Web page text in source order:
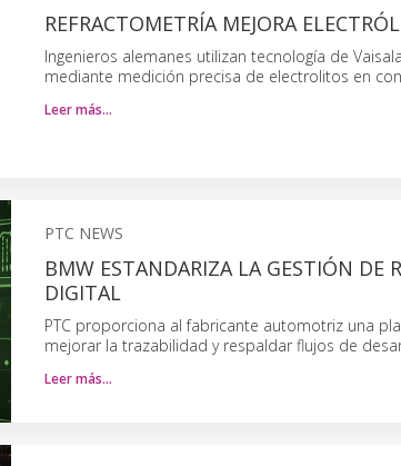
REFRACTOMETRÍA MEJORA
Ingenieros alemanes utilizan tecnología de
mediante medición precisa de electrolitos en
Leer más…
PTC NEWS
BMW ESTANDARIZA LA GESTIÓN DE
DIGITAL
PTC proporciona al fabricante automotriz una
mejorar la trazabilidad y respaldar flujos de
Leer más…